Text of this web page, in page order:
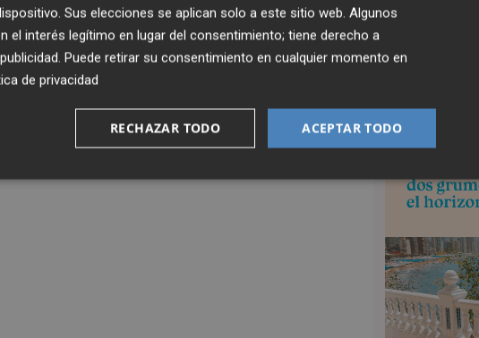
Sus elecciones se aplican solo a este sitio web. Algunos
el interés legítimo en lugar del consentimiento; tiene derecho a
. Puede retirar su consentimiento en cualquier momento en
de privacidad
ACEPTAR TODO
RECHAZAR TODO